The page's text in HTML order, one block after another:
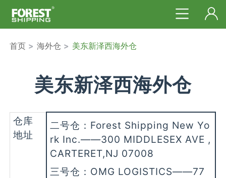
首页 > 海外仓 > 美东新泽西海外仓
美东新泽西海外仓
仓库
地址
二号仓：Forest Shipping New Yo
rk Inc.——300 MIDDLESEX AVE ,
CARTERET,NJ 07008
三号仓：OMG LOGISTICS——77